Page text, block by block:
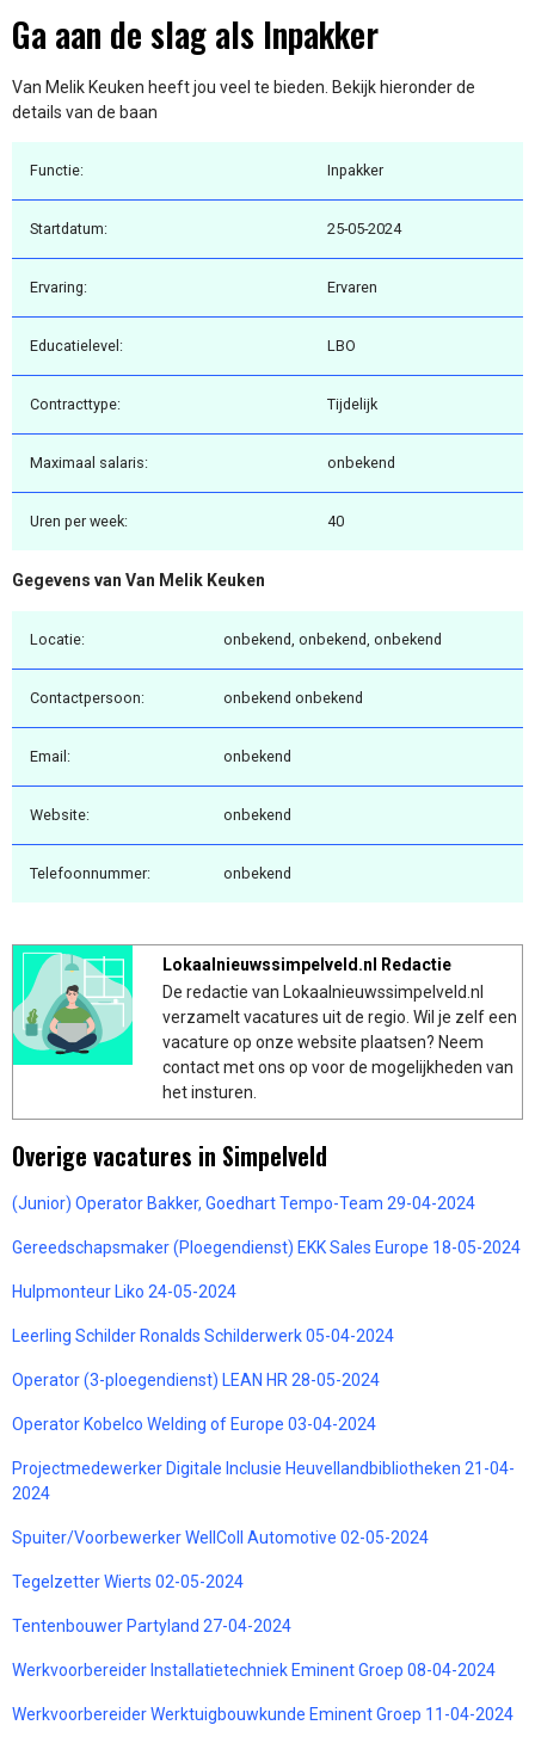
Ga aan de slag als Inpakker
Van Melik Keuken heeft jou veel te bieden. Bekijk hieronder de
details van de baan
Functie: Inpakker
Startdatum: 25-05-2024
Ervaring: Ervaren
Educatielevel: LBO
Contracttype: Tijdelijk
Maximaal salaris: onbekend
Uren per week: 40
Gegevens van Van Melik Keuken
Locatie: onbekend, onbekend, onbekend
Contactpersoon: onbekend onbekend
Email: onbekend
Website: onbekend
Telefoonnummer: onbekend
Lokaalnieuwssimpelveld.nl Redactie
De redactie van Lokaalnieuwssimpelveld.nl
verzamelt vacatures uit de regio. Wil je zelf een
vacature op onze website plaatsen? Neem
contact met ons op voor de mogelijkheden van
het insturen.
Overige vacatures in Simpelveld
(Junior) Operator Bakker, Goedhart Tempo-Team 29-04-2024
Gereedschapsmaker (Ploegendienst) EKK Sales Europe 18-05-2024
Hulpmonteur Liko 24-05-2024
Leerling Schilder Ronalds Schilderwerk 05-04-2024
Operator (3-ploegendienst) LEAN HR 28-05-2024
Operator Kobelco Welding of Europe 03-04-2024
Projectmedewerker Digitale Inclusie Heuvellandbibliotheken 21-04-
2024
Spuiter/Voorbewerker WellColl Automotive 02-05-2024
Tegelzetter Wierts 02-05-2024
Tentenbouwer Partyland 27-04-2024
Werkvoorbereider Installatietechniek Eminent Groep 08-04-2024
Werkvoorbereider Werktuigbouwkunde Eminent Groep 11-04-2024